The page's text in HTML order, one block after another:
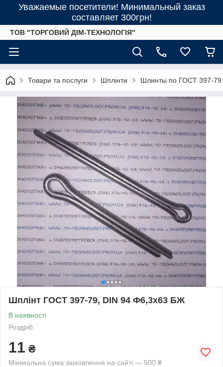
Уважаемые посетители! Минимальный заказ
составляет 300грн!
ТОВ "ТОРГОВИЙ ДІМ-ТЕХНОЛОГІЯ"
Товари та послуги Шплінти Шлинты по ГОСТ 397-79
Шплінт ГОСТ 397-79, DIN 94 Ф6,3х63 БЖ
В наявності
Роздріб
11 ₴
Мінімальна сума замовлення на сайті — 500 ₴